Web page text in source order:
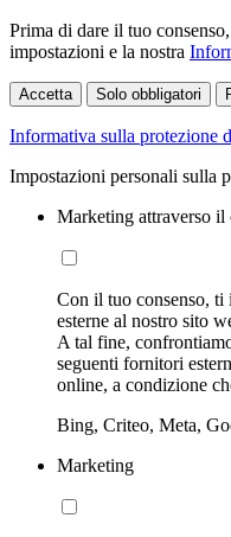
Prima di dare il tuo
impostazioni e la nostra
Accetta Solo obbligatori
Informativa sulla protezione
Impostazioni personali sulla
Marketing attraverso il
Con il tuo consenso, ti
esterne al nostro sito
A tal fine,
seguenti fornitori
online, a condizione
Bing, Criteo, Meta,
Marketing